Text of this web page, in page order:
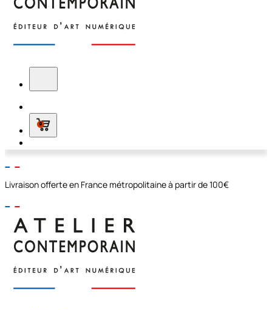
0
Livraison offerte en France métropolitaine à partir de 100€